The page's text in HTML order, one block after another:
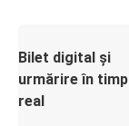
Bilet digital și
urmărire în timp
real